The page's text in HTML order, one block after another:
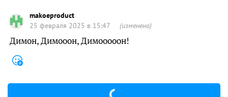
makoeproduct
25 февраля 2025 в 15:47
(изменено)
Димон, Димооон, Димооооон!